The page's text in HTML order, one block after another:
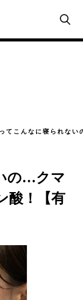
てこんなに寝られな
の…クマ
酸！【有